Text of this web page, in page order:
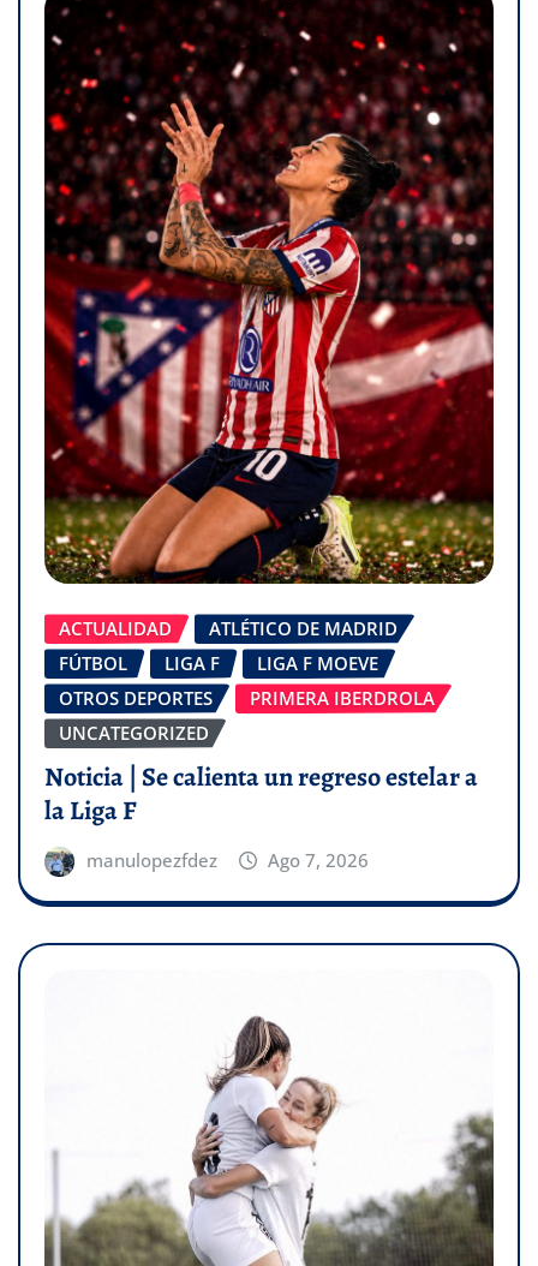
ACTUALIDAD
ATLÉTICO DE MADRID
FÚTBOL
LIGA F
LIGA F MOEVE
OTROS DEPORTES
PRIMERA IBERDROLA
UNCATEGORIZED
Noticia | Se calienta un regreso estelar a
la Liga F
manulopezfdez Ago 7, 2026